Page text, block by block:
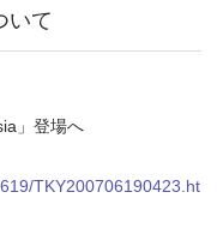
いて
」登場へ
TKY200706190423.ht